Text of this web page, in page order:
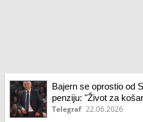
Bajern se oprostio od
penziju: "Život za
Telegraf 22.06.2026